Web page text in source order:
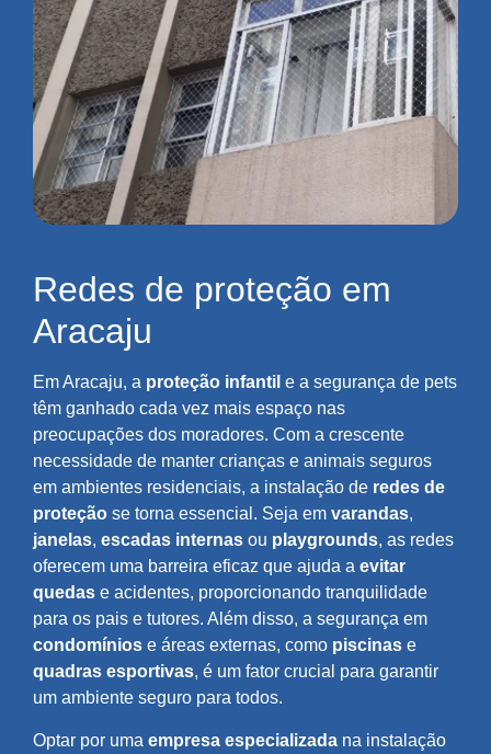
Redes de proteção em
Aracaju
Em Aracaju, a proteção infantil e a segurança de pets
têm ganhado cada vez mais espaço nas
preocupações dos moradores. Com a crescente
necessidade de manter crianças e animais seguros
em ambientes residenciais, a instalação de redes de
proteção se torna essencial. Seja em varandas,
janelas, escadas internas ou playgrounds, as redes
oferecem uma barreira eficaz que ajuda a evitar
quedas e acidentes, proporcionando tranquilidade
para os pais e tutores. Além disso, a segurança em
condomínios e áreas externas, como piscinas e
quadras esportivas, é um fator crucial para garantir
um ambiente seguro para todos.
Optar por uma empresa especializada na instalação